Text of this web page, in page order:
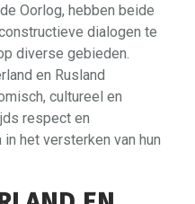
Oorlog, hebben beide
dialogen te
diverse gebieden.
en Rusland
cultureel en
respect en
het versterken van hun